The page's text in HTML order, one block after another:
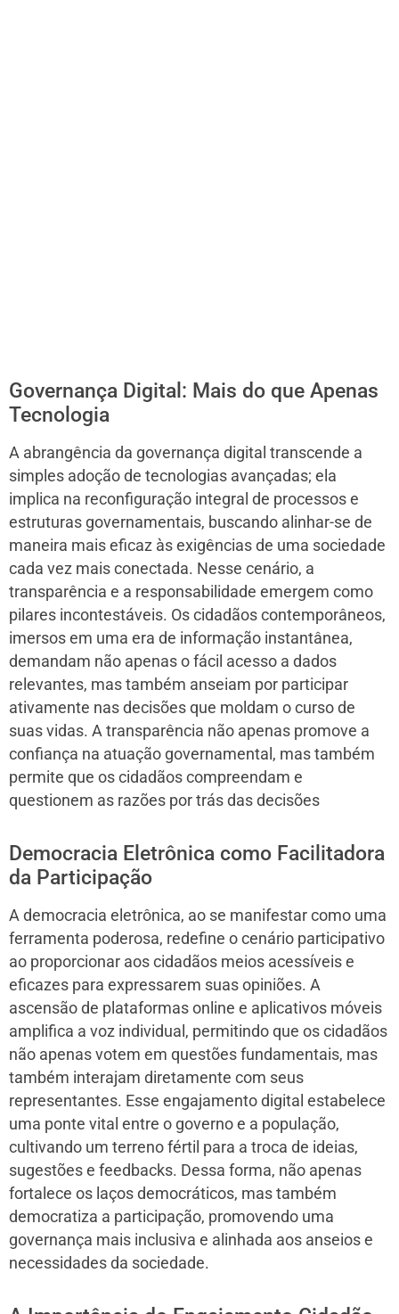
Governança Digital: Mais do que Apenas
Tecnologia
A abrangência da governança digital transcende a
simples adoção de tecnologias avançadas; ela
implica na reconfiguração integral de processos e
estruturas governamentais, buscando alinhar-se de
maneira mais eficaz às exigências de uma sociedade
cada vez mais conectada. Nesse cenário, a
transparência e a responsabilidade emergem como
pilares incontestáveis. Os cidadãos contemporâneos,
imersos em uma era de informação instantânea,
demandam não apenas o fácil acesso a dados
relevantes, mas também anseiam por participar
ativamente nas decisões que moldam o curso de
suas vidas. A transparência não apenas promove a
confiança na atuação governamental, mas também
permite que os cidadãos compreendam e
questionem as razões por trás das decisões
Democracia Eletrônica como Facilitadora
da Participação
A democracia eletrônica, ao se manifestar como uma
ferramenta poderosa, redefine o cenário participativo
ao proporcionar aos cidadãos meios acessíveis e
eficazes para expressarem suas opiniões. A
ascensão de plataformas online e aplicativos móveis
amplifica a voz individual, permitindo que os cidadãos
não apenas votem em questões fundamentais, mas
também interajam diretamente com seus
representantes. Esse engajamento digital estabelece
uma ponte vital entre o governo e a população,
cultivando um terreno fértil para a troca de ideias,
sugestões e feedbacks. Dessa forma, não apenas
fortalece os laços democráticos, mas também
democratiza a participação, promovendo uma
governança mais inclusiva e alinhada aos anseios e
necessidades da sociedade.